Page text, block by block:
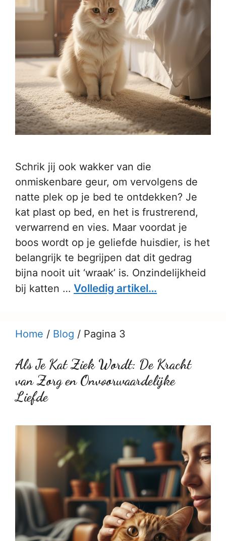
Schrik jij ook wakker van die
onmiskenbare geur, om vervolgens de
natte plek op je bed te ontdekken? Je
kat plast op bed, en het is frustrerend,
verwarrend en vies. Maar voordat je
boos wordt op je geliefde huisdier, is het
belangrijk te begrijpen dat dit gedrag
bijna nooit uit ‘wraak’ is. Onzindelijkheid
bij katten … Volledig artikel…
Home / Blog / Pagina 3
Als Je Kat Ziek Wordt: De Kracht
van Zorg en Onvoorwaardelijke
Liefde